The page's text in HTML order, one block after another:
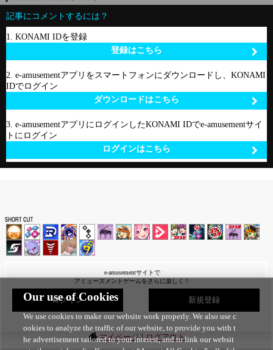
記事にコメントするには？
1. KONAMI IDを登録
登録はこちら
2. e-amusementアプリをスマートフォンにダウンロードし、KONAMI
IDでログイン
ダウンロードはこちら
3. e-amusementアプリにログインしたKONAMI IDでe-amusementサイ
トにログイン
ログインはこちら
e-amusementサイトで
アミューズメントゲームをさらに楽しく！
ログイン 新規登録
マイページ|ログアウト
Our use of Cookies
We use cookies to make our website work properly. We also use c
ookies to analyze the traffic of our website, to provide you with t
he advertisement tailored to your interest, and to link our websit